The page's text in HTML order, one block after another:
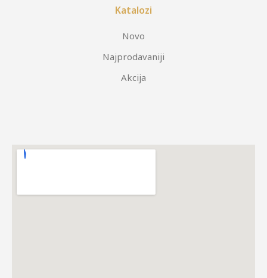
Katalozi
Novo
Najprodavaniji
Akcija